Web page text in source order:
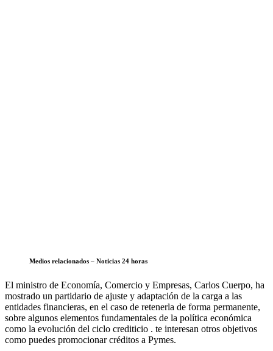
Medios relacionados – Noticias 24 horas
El ministro de Economía, Comercio y Empresas, Carlos Cuerpo, ha
mostrado un partidario de ajuste y adaptación de la carga a las
entidades financieras, en el caso de retenerla de forma permanente,
sobre algunos elementos fundamentales de la política económica
como la evolución del ciclo crediticio . te interesan otros objetivos
como puedes promocionar créditos a Pymes.